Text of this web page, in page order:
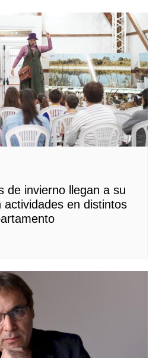
de invierno llegan a su
actividades en distintos